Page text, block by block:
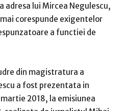
adresa lui Mircea Negulescu,
corespunde exigentelor
a functiei de
din magistratura a
a fost prezentata in
2018, la emisiunea